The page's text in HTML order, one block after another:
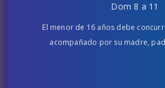
Maldonado
Electrofisiología
Dom 8 a 11
El menor de 16 años debe
acompañado por su madre,